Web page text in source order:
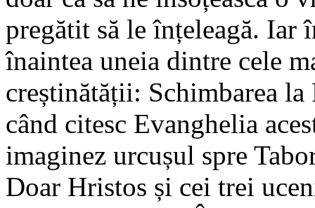
pregătit să le înțeleagă. Iar
înaintea uneia dintre cele
creștinătății: Schimbarea
când citesc Evanghelia
imaginez urcușul spre
Doar Hristos și cei trei